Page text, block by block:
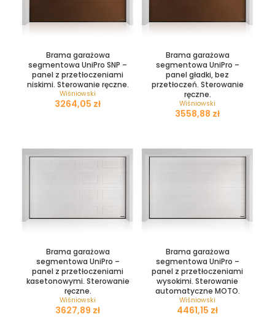
Brama garażowa
segmentowa UniPro SNP –
panel z przetłoczeniami
niskimi. Sterowanie ręczne.
Wiśniowski
zł
Brama garażowa
segmentowa UniPro –
panel gładki, bez
przetłoczeń. Sterowanie
ręczne.
Wiśniowski
zł
Brama garażowa
segmentowa UniPro –
panel z przetłoczeniami
kasetonowymi. Sterowanie
ręczne.
Wiśniowski
zł
Brama garażowa
segmentowa UniPro –
panel z przetłoczeniami
wysokimi. Sterowanie
automatyczne MOTO.
Wiśniowski
zł